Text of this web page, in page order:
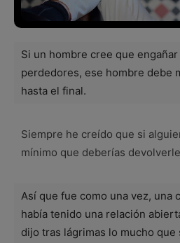
Si un hombre cree que
perdedores, ese hombre debe
hasta el final.
Siempre he creído que si
mínimo que deberías
Así que fue como una vez, una
había tenido una relación
dijo tras lágrimas lo mucho que